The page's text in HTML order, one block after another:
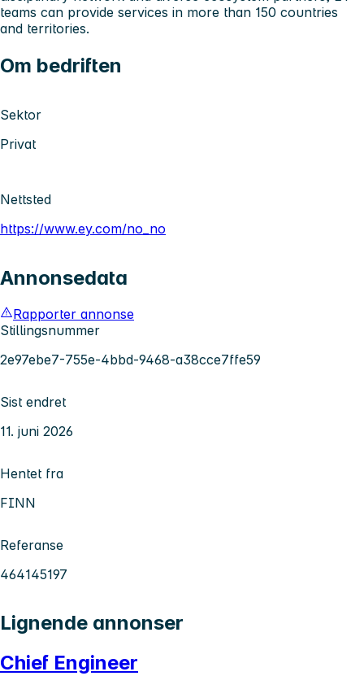
teams can provide services in more than 150 countries
and territories.
Om bedriften
Sektor
Privat
Nettsted
https://www.ey.com/no_no
Annonsedata
Rapporter annonse
Stillingsnummer
2e97ebe7-755e-4bbd-9468-a38cce7ffe59
Sist endret
11. juni 2026
Hentet fra
FINN
Referanse
464145197
Lignende annonser
Chief Engineer